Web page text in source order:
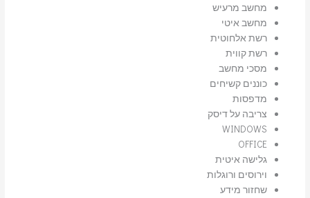
מחשב מרעיש
מחשב איטי
רשת אלחוטית
רשת קווית
מסכי מחשב
כוננים קשיחים
מדפסות
צריבה על דיסק
WINDOWS
OFFICE
גלישה איטית
וירוסים ורוגלות
שחזור מידע